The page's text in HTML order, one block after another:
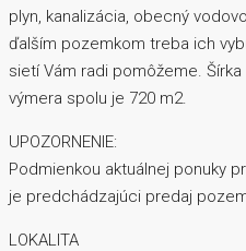
plyn, kanalizácia, obecný
ďalším pozemkom treba ich
sietí Vám radi pomôžeme.
výmera spolu je 720 m2.
UPOZORNENIE:
Podmienkou aktuálnej ponuky
je predchádzajúci predaj
LOKALITA